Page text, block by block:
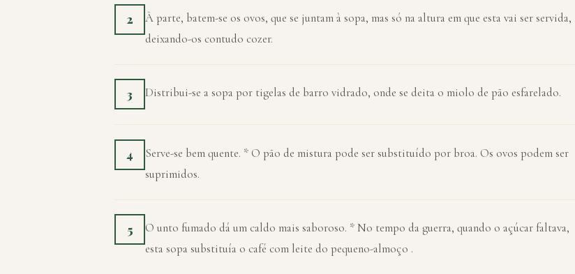
2
À parte, batem-se os ovos, que se juntam à sopa, mas só na altura em que esta vai ser servida,
deixando-os contudo cozer.
3 Distribui-se a sopa por tigelas de barro vidrado, onde se deita o miolo de pão esfarelado.
4
Serve-se bem quente. * O pão de mistura pode ser substituído por broa. Os ovos podem ser
suprimidos.
5
O unto fumado dá um caldo mais saboroso. * No tempo da guerra, quando o açúcar faltava,
esta sopa substituía o café com leite do pequeno-almoço .